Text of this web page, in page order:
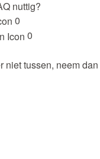
nuttig?
0
0
niet tussen, neem dan